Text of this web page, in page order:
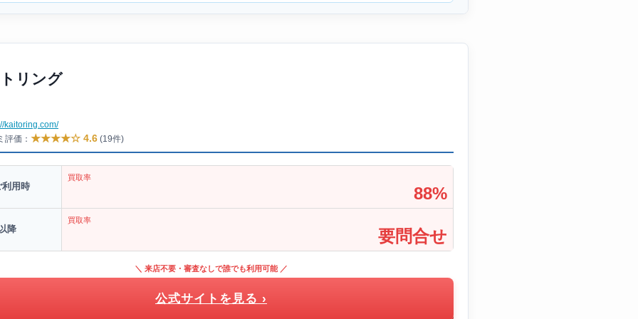
リング
kaitoring.com/
評価： ★★★★☆ 4.6 (19件)
用時
買取率
88%
降
買取率
要問合せ
＼ 来店不要・審査なしで誰でも利用可能 ／
公式サイトを見る ›